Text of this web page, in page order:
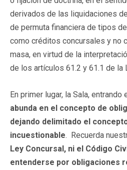
derivados de las liquidaciones
de permuta financiera de tipos
como créditos concursales y no
masa, en virtud de la
de los artículos 61.2 y 61.1 de la
En primer lugar, la Sala,
abunda en el concepto de
dejando delimitado el
incuestionable. Recuerda
Ley Concursal, ni el Código
entenderse por obligaciones